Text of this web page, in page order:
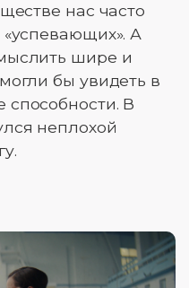
нас часто
А
шире и
бы увидеть в
В
неплохой